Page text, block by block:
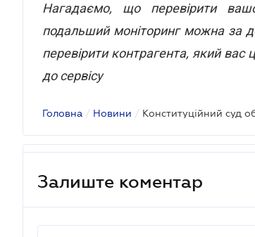
Нагадаємо, що перевірити
подальший моніторинг можна за
перевірити контрагента, який
до сервісу
Головна / Новини /
Залиште коментар